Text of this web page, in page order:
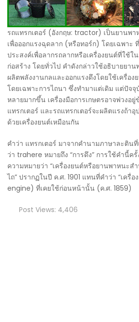
รถแทรกเตอร์ (อังกฤษ: tractor) เป็นยานพ
เพื่อออกแรงฉุดลาก (หรือทอร์ก) โดยเฉพาะ
ประสงค์เพื่อลากรถลากหรือเครื่องยนต์ที่ใช้ใ
ก่อสร้าง โดยทั่วไป คำดังกล่าวใช้อธิบายยา
ผลิตพลังงานกลและออกแรงดึงโดยใช้เครื่อง
โดยเฉพาะการไถนา ซึ่งทำมาแต่เดิม แต่ปัจ
หลายมากขึ้น เครื่องมือการเกษตรอาจพ่วงอ
แทรกเตอร์ และรถแทรกเตอร์จะผลิตแรงถ้า
ด้วยเครื่องยนต์เหมือนกัน
คำว่า แทรกเตอร์ มาจากคำนามภาษาละติน
ว่า trahere หมายถึง “การดึง” การใช้คำนี้ค
ความหมายว่า “เครื่องยนต์หรือยานพาหนะส
ไถ” ปรากฏในปี ค.ศ. 1901 แทนที่คำว่า “เครื่
engine) ที่เคยใช้ก่อนหน้านั้น (ค.ศ. 1859)
Post Views: 4,406